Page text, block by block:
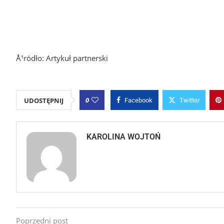
Å¹ródło: Artykuł partnerski
UDOSTĘPNIJ 0 Facebook Twitter
KAROLINA WOJTOŃ
Poprzedni post